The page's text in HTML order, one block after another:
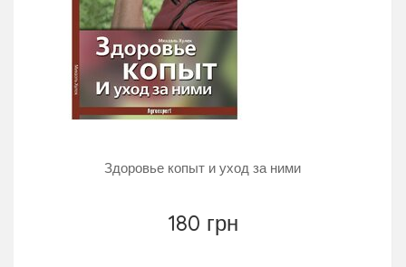
Здоровье копыт и уход за ними
180 грн